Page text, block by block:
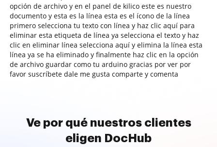
opción de archivo y en el panel de kilico este es nuestro
documento y esta es la línea esta es el ícono de la línea
primero selecciona tu texto con línea y haz clic aquí para
eliminar esta etiqueta de línea ya selecciona el texto y haz
clic en eliminar línea selecciona aquí y elimina la línea esta
línea ya se ha eliminado y finalmente haz clic en la opción
de archivo guardar como tu arduino gracias por ver por
favor suscríbete dale me gusta comparte y comenta
Ve por qué nuestros clientes
eligen DocHub